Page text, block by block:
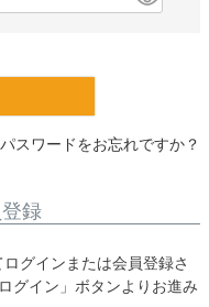
パスワードをお忘れですか？
録
グインまたは会員登録さ
グイン」ボタンよりお進み